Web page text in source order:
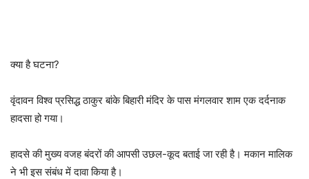
क्या है घटना?
वृंदावन विश्व प्रसिद्ध ठाकुर बांके बिहारी मंदिर के पास मंगलवार शाम एक दर्दनाक
हादसा हो गया।
हादसे की मुख्य वजह बंदरों की आपसी उछल-कूद बताई जा रही है। मकान मालिक
ने भी इस संबंध में दावा किया है।